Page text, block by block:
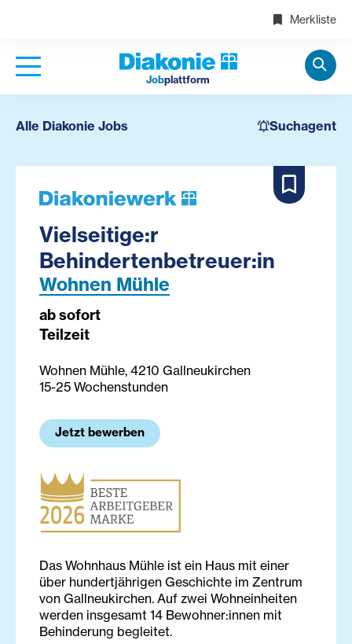
Merkliste
Jobplattform
Alle Diakonie Jobs Suchagent
Vielseitige:r
Behindertenbetreuer:in
Wohnen Mühle
ab sofort
Teilzeit
Wohnen Mühle, 4210 Gallneukirchen
15-25 Wochenstunden
Jetzt bewerben
Das Wohnhaus Mühle ist ein Haus mit einer
über hundertjährigen Geschichte im Zentrum
von Gallneukirchen. Auf zwei Wohneinheiten
werden insgesamt 14 Bewohner:innen mit
Behinderung begleitet.